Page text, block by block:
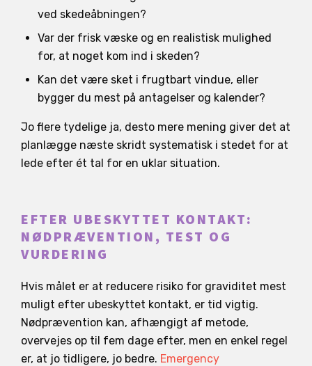
ved skedeåbningen?
Var der frisk væske og en realistisk mulighed
for, at noget kom ind i skeden?
Kan det være sket i frugtbart vindue, eller
bygger du mest på antagelser og kalender?
Jo flere tydelige ja, desto mere mening giver det at
planlægge næste skridt systematisk i stedet for at
lede efter ét tal for en uklar situation.
EFTER UBESKYTTET KONTAKT:
NØDPRÆVENTION, TEST OG
VURDERING
Hvis målet er at reducere risiko for graviditet mest
muligt efter ubeskyttet kontakt, er tid vigtig.
Nødprævention kan, afhængigt af metode,
overvejes op til fem dage efter, men en enkel regel
er, at jo tidligere, jo bedre. Emergency